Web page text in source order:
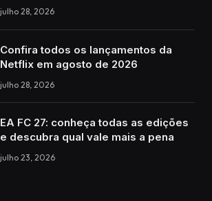
julho 28, 2026
Confira todos os lançamentos da
Netflix em agosto de 2026
julho 28, 2026
EA FC 27: conheça todas as edições
e descubra qual vale mais a pena
julho 23, 2026